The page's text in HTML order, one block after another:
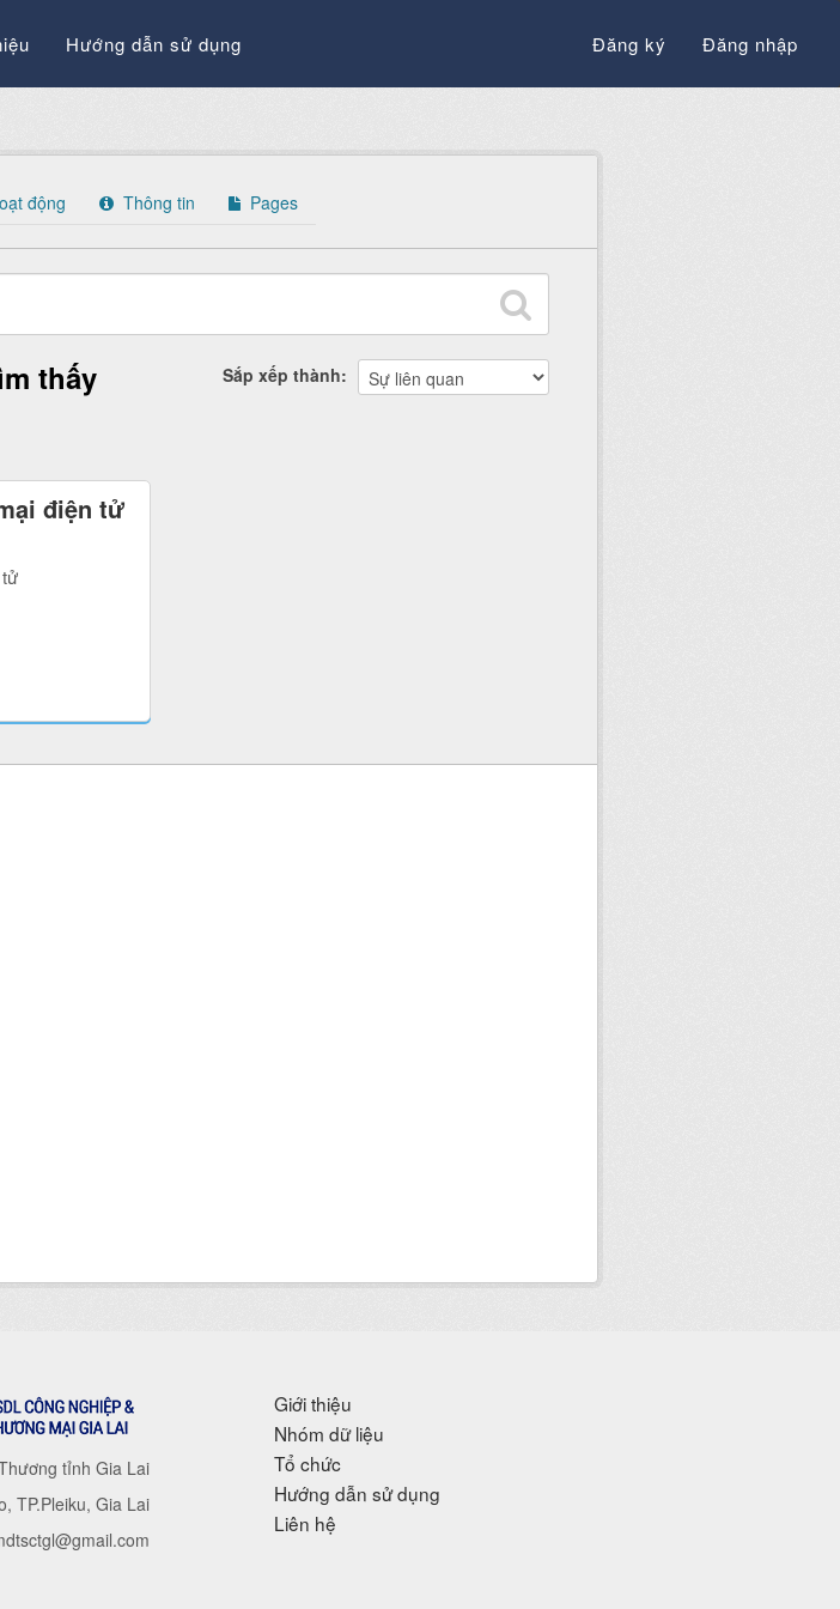
Hướng dẫn sử dụng Đăng ký Đăng nhập
động Thông tin Pages
Sắp xếp thành
thấy
điện tử
tỉnh Gia Lai
TP.Pleiku, Gia Lai
Giới thiệu
Nhóm dữ liệu
Tổ chức
Hướng dẫn sử dụng
Liên hệ